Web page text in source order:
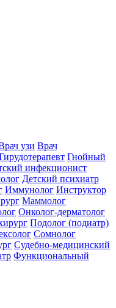
узи Врач
Гнойный
инфекционист
Детский психиатр
Иммунолог Инструктор
Маммолог
Онколог-дерматолог
Подолог (подиатр)
Сомнолог
Судебно-медицинский
Функциональный